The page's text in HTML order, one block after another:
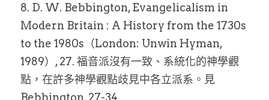
8. D. W. Bebbington, Evangelicalism in
Modern Britain : A History from the 1730s
to the 1980s（London: Unwin Hyman,
1989）, 27. 福音派沒有一致、系統化的神學觀
點，在許多神學觀點歧見中各立派系。見
Bebbington, 27-34.